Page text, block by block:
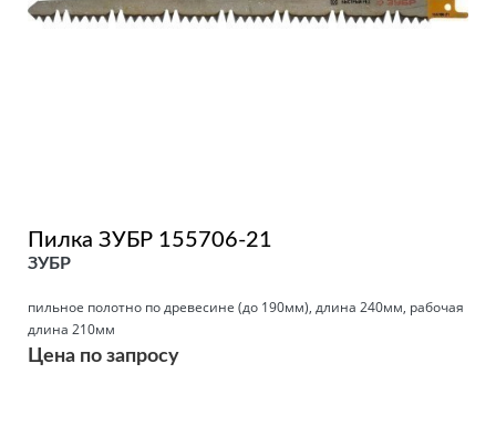
Пилка ЗУБР 155706-21
ЗУБР
пильное полотно по древесине (до 190мм), длина 240мм, рабочая
длина 210мм
Цена по запросу